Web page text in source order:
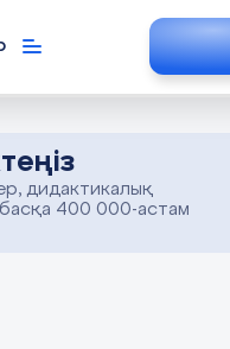
дидактикалық
400 000-астам